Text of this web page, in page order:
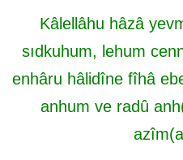
Kâlellâhu hâzâ
sıdkuhum, lehum
enhâru hâlidîne fîhâ
anhum ve radû